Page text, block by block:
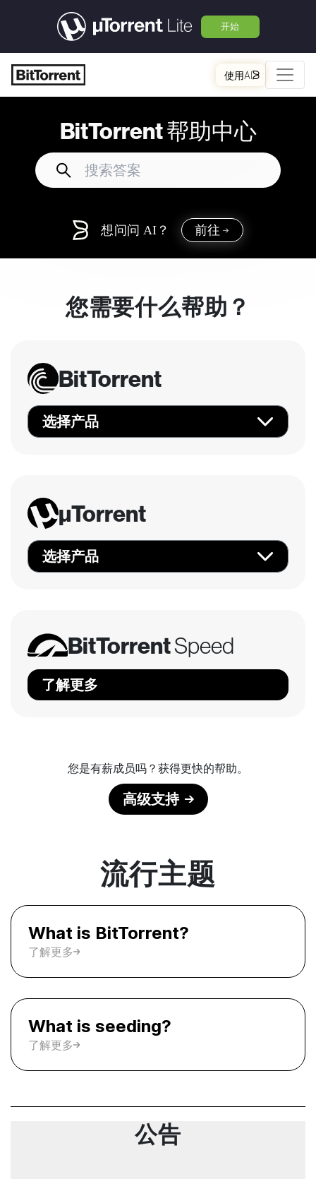
开始
使用AI
BitTorrent帮助中心
想问问 AI？ 前往
您需要什么帮助？
BitTorrent
选择产品
µTorrent
选择产品
BitTorrentSpeed
了解更多
您是有薪成员吗？获得更快的帮助。
高级支持
流行主题
What is BitTorrent?
了解更多
What is seeding?
了解更多
公告